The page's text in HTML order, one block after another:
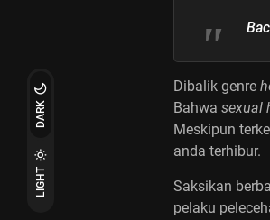
LIGHT
DARK
Dibalik genre
Bahwa sexual
Meskipun
anda terhibur.
Saksikan
pelaku